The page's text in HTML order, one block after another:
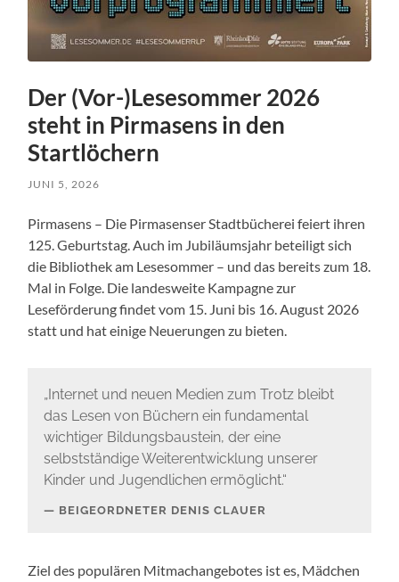
Der (Vor-)Lesesommer 2026
steht in Pirmasens in den
Startlöchern
JUNI 5, 2026
Pirmasens – Die Pirmasenser Stadtbücherei feiert ihren
125. Geburtstag. Auch im Jubiläumsjahr beteiligt sich
die Bibliothek am Lesesommer – und das bereits zum 18.
Mal in Folge. Die landesweite Kampagne zur
Leseförderung findet vom 15. Juni bis 16. August 2026
statt und hat einige Neuerungen zu bieten.
„Internet und neuen Medien zum Trotz bleibt
das Lesen von Büchern ein fundamental
wichtiger Bildungsbaustein, der eine
selbstständige Weiterentwicklung unserer
Kinder und Jugendlichen ermöglicht.“
BEIGEORDNETER DENIS CLAUER
Ziel des populären Mitmachangebotes ist es, Mädchen